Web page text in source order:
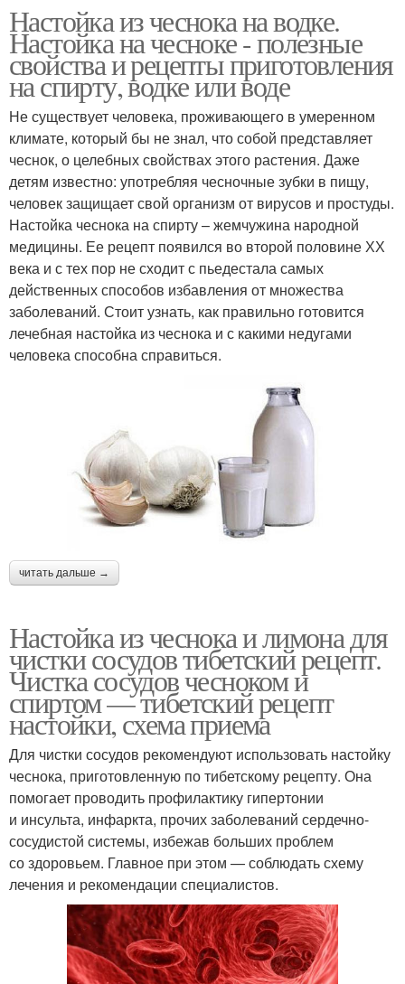
Настойка из чеснока на водке.
Настойка на чесноке - полезные
свойства и рецепты приготовления
на спирту, водке или воде
Не существует человека, проживающего в умеренном
климате, который бы не знал, что собой представляет
чеснок, о целебных свойствах этого растения. Даже
детям известно: употребляя чесночные зубки в пищу,
человек защищает свой организм от вирусов и простуды.
Настойка чеснока на спирту – жемчужина народной
медицины. Ее рецепт появился во второй половине ХХ
века и с тех пор не сходит с пьедестала самых
действенных способов избавления от множества
заболеваний. Стоит узнать, как правильно готовится
лечебная настойка из чеснока и с какими недугами
человека способна справиться.
читать дальше →
Настойка из чеснока и лимона для
чистки сосудов тибетский рецепт.
Чистка сосудов чесноком и
спиртом — тибетский рецепт
настойки, схема приема
Для чистки сосудов рекомендуют использовать настойку
чеснока, приготовленную по тибетскому рецепту. Она
помогает проводить профилактику гипертонии
и инсульта, инфаркта, прочих заболеваний сердечно-
сосудистой системы, избежав больших проблем
со здоровьем. Главное при этом — соблюдать схему
лечения и рекомендации специалистов.